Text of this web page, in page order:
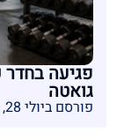
פגיעה
גואטה
פורסם ביולי 28, 2026